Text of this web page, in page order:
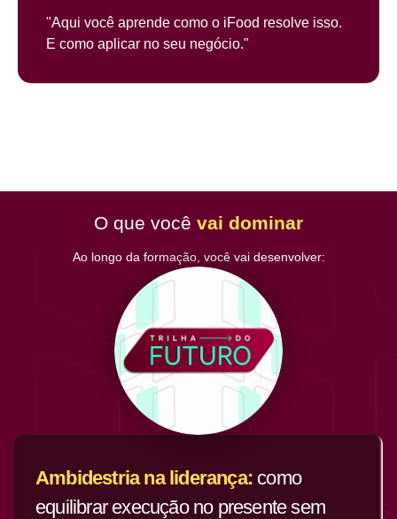
"Aqui você aprende como o iFood resolve isso.
E como aplicar no seu negócio."
O que você vai dominar
Ao longo da formação, você vai desenvolver:
Ambidestria na liderança: como
equilibrar execução no presente sem